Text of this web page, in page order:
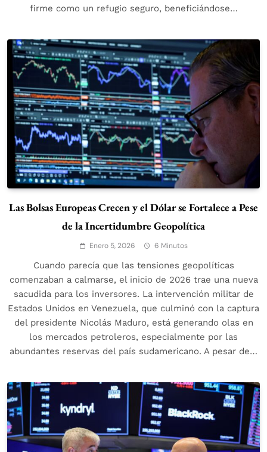
firme como un refugio seguro, beneficiándose…
Las Bolsas Europeas Crecen y el Dólar se Fortalece a Pese
de la Incertidumbre Geopolítica
Enero 5, 2026 6 Minutos
Cuando parecía que las tensiones geopolíticas
comenzaban a calmarse, el inicio de 2026 trae una nueva
sacudida para los inversores. La intervención militar de
Estados Unidos en Venezuela, que culminó con la captura
del presidente Nicolás Maduro, está generando olas en
los mercados petroleros, especialmente por las
abundantes reservas del país sudamericano. A pesar de…